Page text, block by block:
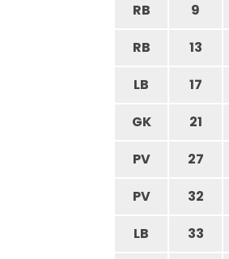
RB
9
RB
13
LB
17
GK
21
PV
27
PV
32
LB
33